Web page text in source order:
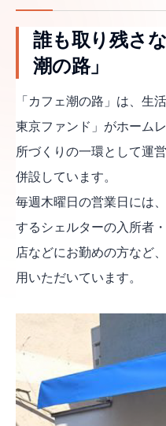
誰も取り残さ
潮の路」
「カフェ潮の路」は、生
東京ファンド」がホーム
所づくりの一環として運
併設しています。
毎週木曜日の営業日には
するシェルターの入所者
店などにお勤めの方など
用いただいています。